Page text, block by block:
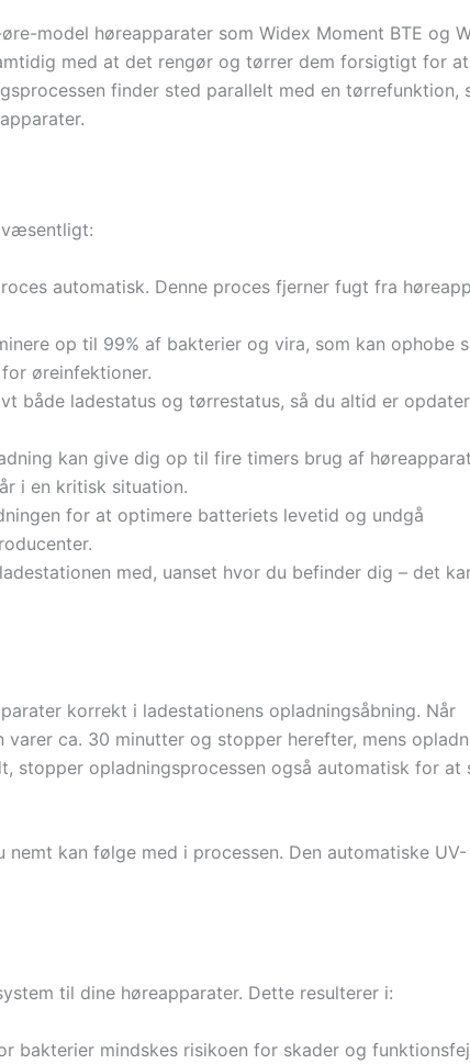
model høreapparater som Widex Moment BTE og
med at det rengør og tørrer dem forsigtigt for
finder sted parallelt med en tørrefunktion,
væsentligt:
automatisk. Denne proces fjerner fugt fra
op til 99% af bakterier og vira, som kan ophobe
øreinfektioner.
både ladestatus og tørrestatus, så du altid er
kan give dig op til fire timers brug af
i en kritisk situation.
for at optimere batteriets levetid og undgå
med, uanset hvor du befinder dig – det
korrekt i ladestationens opladningsåbning. Når
ca. 30 minutter og stopper herefter, mens
opladningsprocessen også automatisk for at
kan følge med i processen. Den automatiske UV-
til dine høreapparater. Dette resulterer i:
bakterier mindskes risikoen for skader og